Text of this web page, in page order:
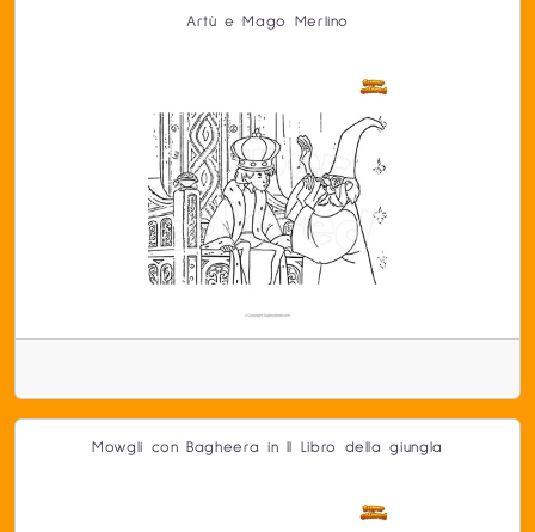
Artù e Mago Merlino
Mowgli con Bagheera in Il Libro della giungla